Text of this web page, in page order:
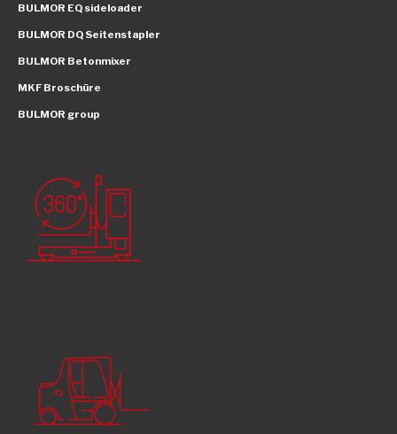
BULMOR EQ sideloader
BULMOR DQ Seitenstapler
BULMOR Betonmixer
MKF Broschüre
BULMOR group